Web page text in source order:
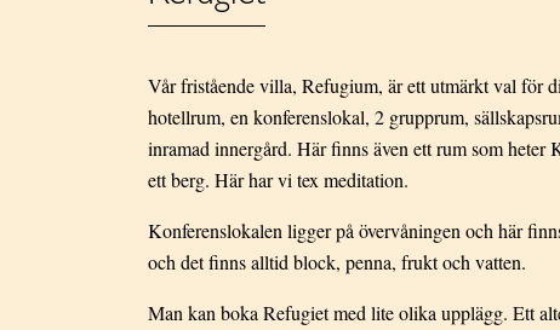
Vår fristående villa, Refugium, är ett utmärkt val för
hotellrum, en konferenslokal, 2 grupprum,
inramad innergård. Här finns även ett rum som
ett berg. Här har vi tex meditation.
Konferenslokalen ligger på övervåningen och här
och det finns alltid block, penna, frukt och vatten.
Man kan boka Refugiet med lite olika upplägg. Ett